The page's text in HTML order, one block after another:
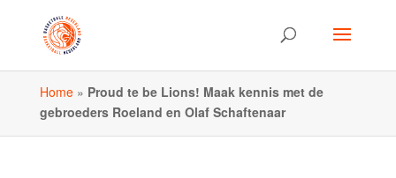
Home» Proud te be Lions! Maak kennis met de
gebroeders Roeland en Olaf Schaftenaar